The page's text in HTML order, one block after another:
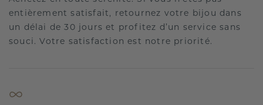
entièrement satisfait, retournez votre bijou dans
un délai de 30 jours et profitez d’un service sans
souci. Votre satisfaction est notre priorité.